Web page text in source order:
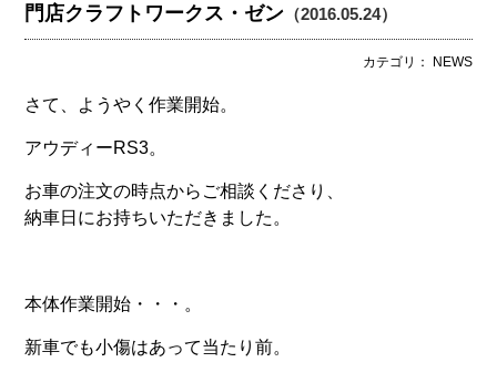
門店クラフトワークス・ゼン （2016.05.24）
カテゴリ： NEWS
さて、ようやく作業開始。
アウディーRS3。
お車の注文の時点からご相談くださり、
納車日にお持ちいただきました。
本体作業開始・・・。
新車でも小傷はあって当たり前。